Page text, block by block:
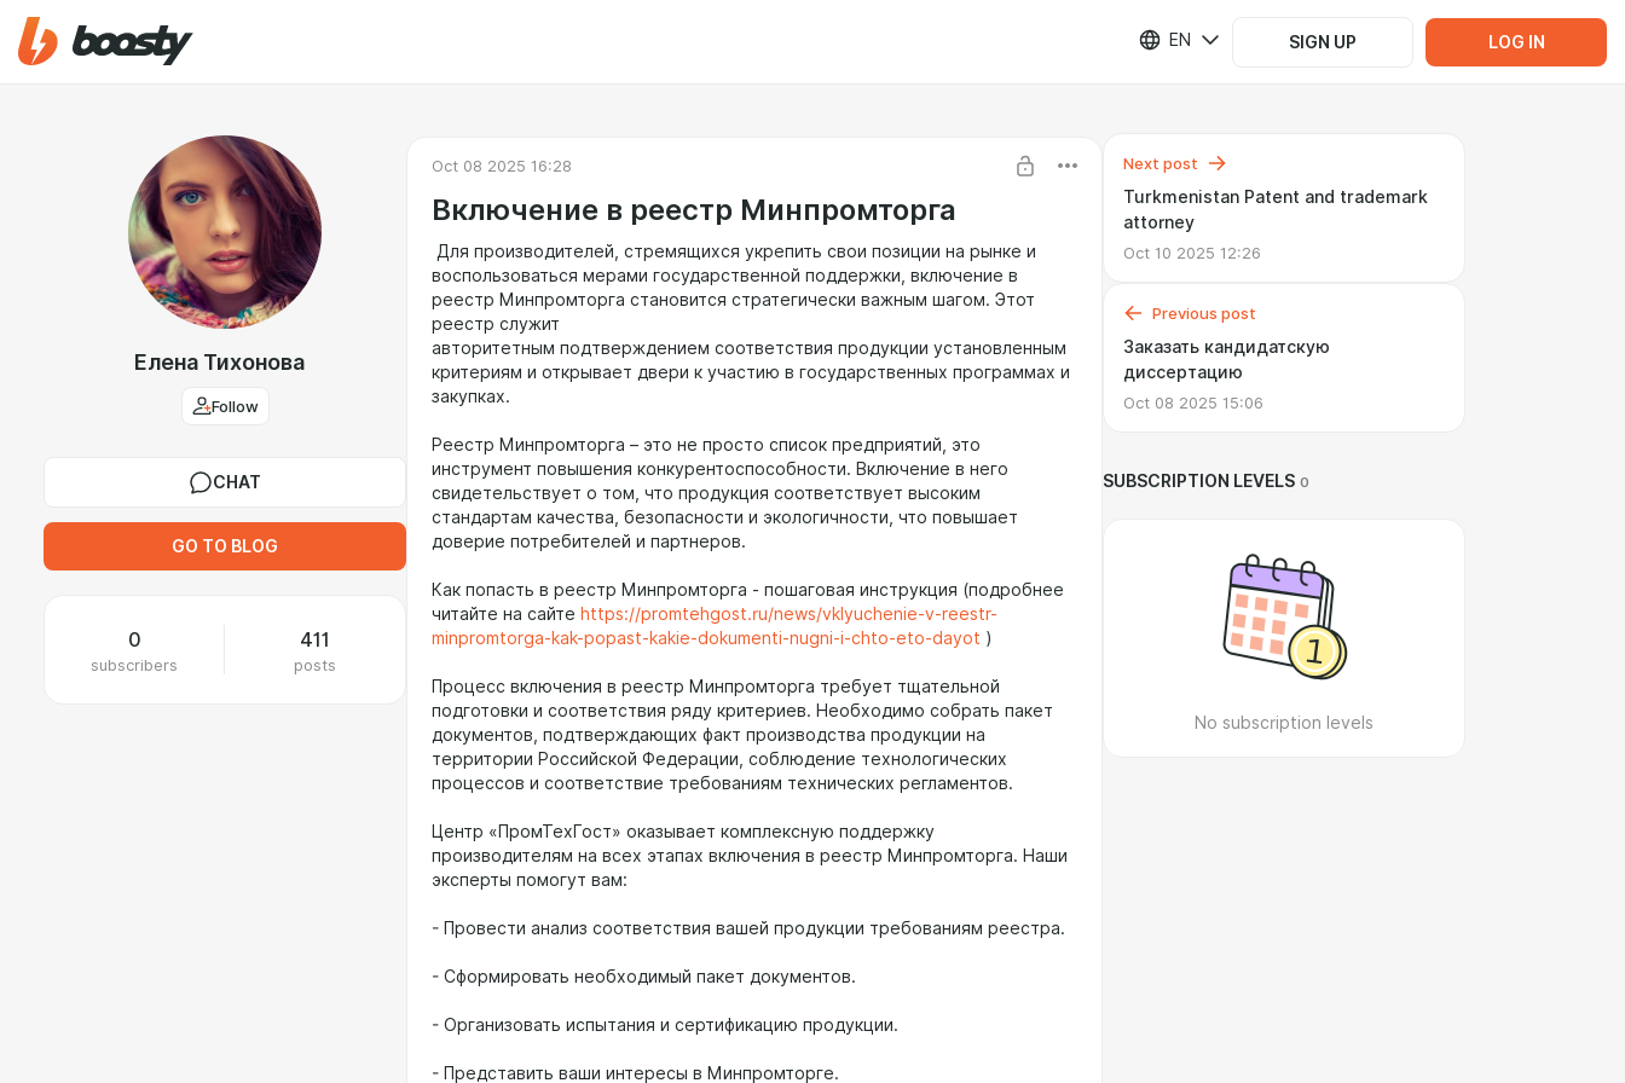
EN SIGN UP LOG IN
Елена Тихонова
Follow
CHAT
GO TO BLOG
0
subscribers
411
posts
Oct 08 2025 16:28
Включение в реестр Минпромторга
Для производителей, стремящихся укрепить свои позиции на рынке и
воспользоваться мерами государственной поддержки, включение в
реестр Минпромторга становится стратегически важным шагом. Этот
реестр служит
авторитетным подтверждением соответствия продукции установленным
критериям и открывает двери к участию в государственных программах и
закупках.
Реестр Минпромторга – это не просто список предприятий, это
инструмент повышения конкурентоспособности. Включение в него
свидетельствует о том, что продукция соответствует высоким
стандартам качества, безопасности и экологичности, что повышает
доверие потребителей и партнеров.
Как попасть в реестр Минпромторга - пошаговая инструкция (подробнее
читайте на сайте https://promtehgost.ru/news/vklyuchenie-v-reestr-
minpromtorga-kak-popast-kakie-dokumenti-nugni-i-chto-eto-dayot )
Процесс включения в реестр Минпромторга требует тщательной
подготовки и соответствия ряду критериев. Необходимо собрать пакет
документов, подтверждающих факт производства продукции на
территории Российской Федерации, соблюдение технологических
процессов и соответствие требованиям технических регламентов.
Центр «ПромТехГост» оказывает комплексную поддержку
производителям на всех этапах включения в реестр Минпромторга. Наши
эксперты помогут вам:
- Провести анализ соответствия вашей продукции требованиям реестра.
- Сформировать необходимый пакет документов.
- Организовать испытания и сертификацию продукции.
- Представить ваши интересы в Минпромторге.
Next post
Turkmenistan Patent and trademark
attorney
Oct 10 2025 12:26
Previous post
Заказать кандидатскую
диссертацию
Oct 08 2025 15:06
SUBSCRIPTION LEVELS 0
No subscription levels